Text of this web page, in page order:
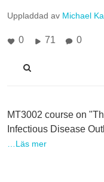
Uppladdad av Michael
0 71 0
MT3002 course on
Infectious Disease
…Läs mer